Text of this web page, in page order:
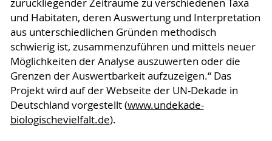
zurückliegender Zeiträume zu verschiedenen Taxa
und Habitaten, deren Auswertung und Interpretation
aus unterschiedlichen Gründen methodisch
schwierig ist, zusammenzuführen und mittels neuer
Möglichkeiten der Analyse auszuwerten oder die
Grenzen der Auswertbarkeit aufzuzeigen.“ Das
Projekt wird auf der Webseite der UN-Dekade in
Deutschland vorgestellt (www.undekade-
biologischevielfalt.de).